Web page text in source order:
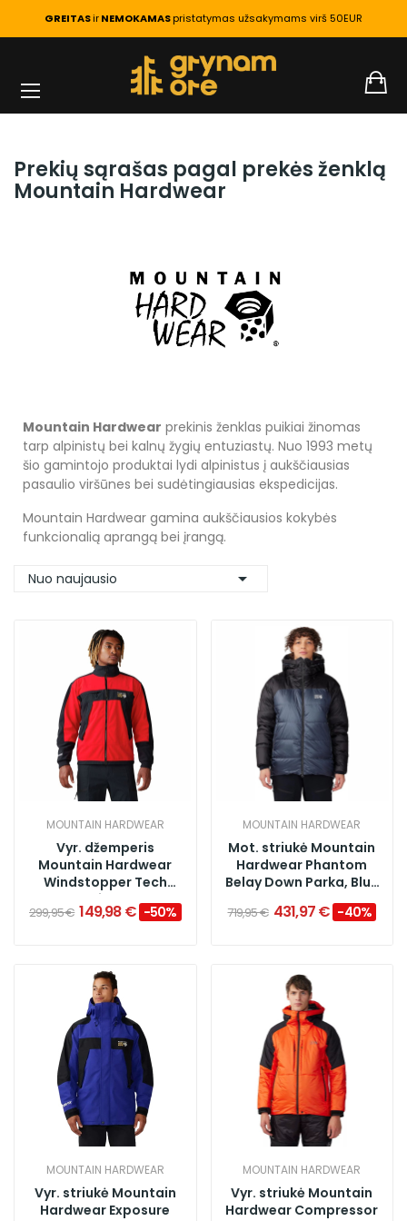
GREITASirNEMOKAMASpristatymas užsakymams virš 50EUR
Prekių sąrašas pagal prekės ženklą
Mountain Hardwear
Mountain Hardwear prekinis ženklas puikiai žinomas
tarp alpinistų bei kalnų žygių entuziastų. Nuo 1993 metų
šio gamintojo produktai lydi alpinistus į aukščiausias
pasaulio viršūnes bei sudėtingiausias ekspedicijas.
Mountain Hardwear gamina aukščiausios kokybės
funkcionalią aprangą bei įrangą.
Nuo naujausio 
MOUNTAIN HARDWEAR
Vyr. džemperis
Mountain Hardwear
Windstopper Tech
Jacket Reissue, Racer
Red
299,95 € 149,98 € −50%
MOUNTAIN HARDWEAR
Mot. striukė Mountain
Hardwear Phantom
Belay Down Parka, Blue
Slate Black
719,95 € 431,97 € −40%
MOUNTAIN HARDWEAR
Vyr. striukė Mountain
Hardwear Exposure
MOUNTAIN HARDWEAR
Vyr. striukė Mountain
Hardwear Compressor